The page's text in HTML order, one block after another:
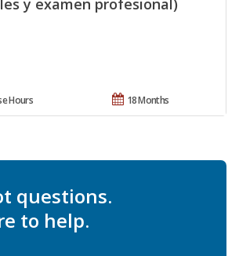
y examen profesional)
18 Months
Hours
questions.
to help.